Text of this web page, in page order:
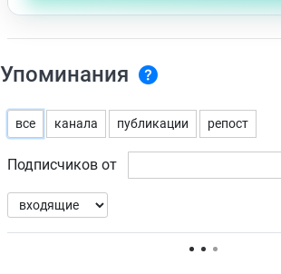
Упоминания
все канала публикации репост
Подписчиков от
Нет доступных упоминаний.